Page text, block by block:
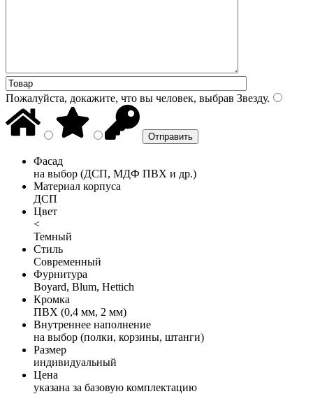
Пожалуйста, докажите, что вы человек, выбрав Звезду.
Фасад
на выбор (ДСП, МДФ ПВХ и др.)
Материал корпуса
ДСП
Цвет
<
Темный
Стиль
Современный
Фурнитура
Boyard, Blum, Hettich
Кромка
ПВХ (0,4 мм, 2 мм)
Внутреннее наполнение
на выбор (полки, корзины, штанги)
Размер
индивидуальный
Цена
указана за базовую комплектацию